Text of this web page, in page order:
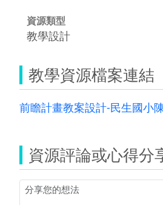
資源類型
教學設計
教學資源檔案連結
前瞻計畫教案設計-民生國
資源評論或心得分